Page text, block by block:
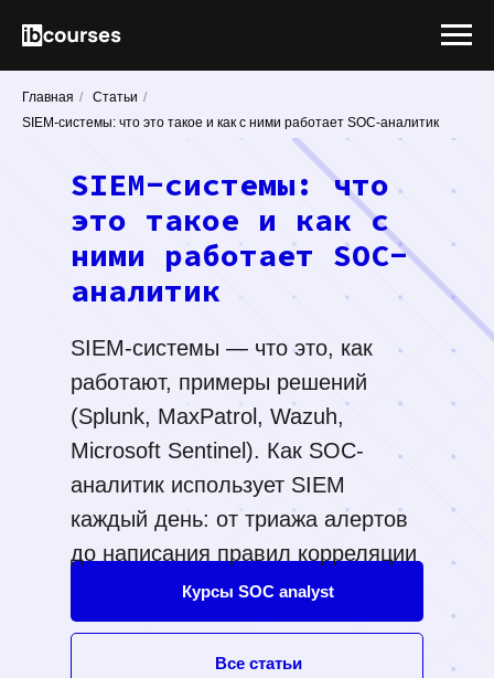
Главная / Статьи /
SIEM-системы: что это такое и как с ними работает SOC-аналитик
SIEM-системы: что
это такое и как с
ними работает SOC-
аналитик
Все статьи
Курсы SOC analyst
SIEM-системы — что это, как
работают, примеры решений
(Splunk, MaxPatrol, Wazuh,
Microsoft Sentinel). Как SOC-
аналитик использует SIEM
каждый день: от триажа алертов
до написания правил корреляции